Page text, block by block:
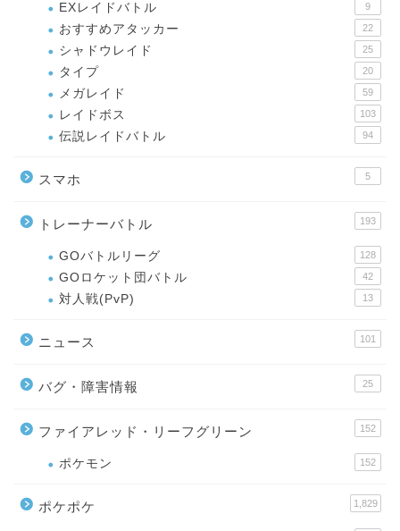
EXレイドバトル 9
おすすめアタッカー 22
シャドウレイド 25
タイプ 20
メガレイド 59
レイドボス 103
伝説レイドバトル 94
スマホ 5
トレーナーバトル 193
GOバトルリーグ 128
GOロケット団バトル 42
対人戦(PvP) 13
ニュース 101
バグ・障害情報 25
ファイアレッド・リーフグリーン 152
ポケモン 152
ポケポケ 1,829